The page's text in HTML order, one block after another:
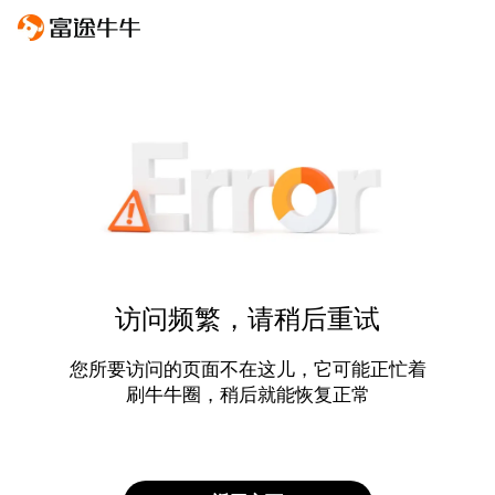
访问频繁，请稍后重试
您所要访问的页面不在这儿，它可能正忙着
刷牛牛圈，稍后就能恢复正常